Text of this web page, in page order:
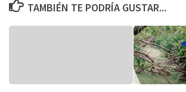
TAMBIÉN TE PODRÍA GUSTAR...